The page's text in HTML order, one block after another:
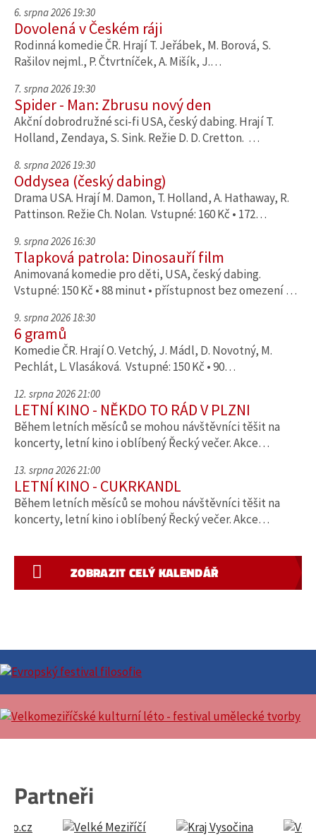
6. srpna 2026 19:30
Dovolená v Českém ráji
Rodinná komedie ČR. Hrají T. Jeřábek, M. Borová, S.
Rašilov nejml., P. Čtvrtníček, A. Mišík, J.…
7. srpna 2026 19:30
Spider - Man: Zbrusu nový den
Akční dobrodružné sci-fi USA, český dabing. Hrají T.
Holland, Zendaya, S. Sink. Režie D. D. Cretton. …
8. srpna 2026 19:30
Oddysea (český dabing)
Drama USA. Hrají M. Damon, T. Holland, A. Hathaway, R.
Pattinson. Režie Ch. Nolan. Vstupné: 160 Kč • 172…
9. srpna 2026 16:30
Tlapková patrola: Dinosauří film
Animovaná komedie pro děti, USA, český dabing.
Vstupné: 150 Kč • 88 minut • přístupnost bez omezení …
9. srpna 2026 18:30
6 gramů
Komedie ČR. Hrají O. Vetchý, J. Mádl, D. Novotný, M.
Pechlát, L. Vlasáková. Vstupné: 150 Kč • 90…
12. srpna 2026 21:00
LETNÍ KINO - NĚKDO TO RÁD V PLZNI
Během letních měsíců se mohou návštěvníci těšit na
koncerty, letní kino i oblíbený Řecký večer. Akce…
13. srpna 2026 21:00
LETNÍ KINO - CUKRKANDL
Během letních měsíců se mohou návštěvníci těšit na
koncerty, letní kino i oblíbený Řecký večer. Akce…
ZOBRAZIT CELÝ KALENDÁŘ
Partneři